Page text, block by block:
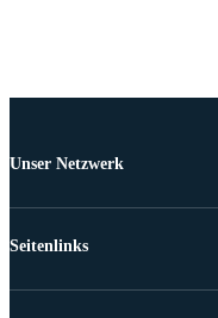
Unser Netzwerk
Seitenlinks